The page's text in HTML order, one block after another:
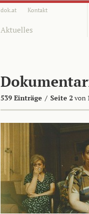
dok.at Kontakt
Aktuelles
539 Einträge / Seite 2 von